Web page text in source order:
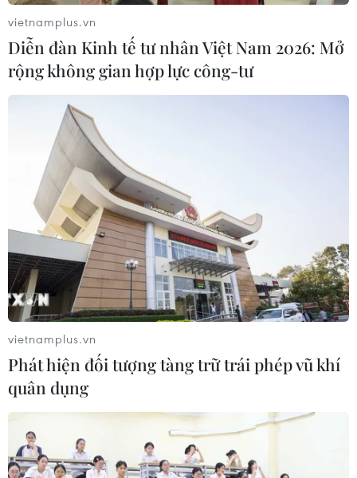
vietnamplus.vn
Diễn đàn Kinh tế tư nhân Việt Nam 2026: Mở
rộng không gian hợp lực công-tư
vietnamplus.vn
Phát hiện đối tượng tàng trữ trái phép vũ khí
quân dụng